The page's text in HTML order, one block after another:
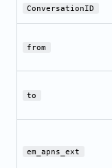
ConversationID
from
to
em_apns_ext